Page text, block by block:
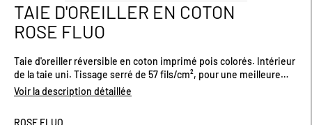
Passer
au
début
la
Galerie
d’images
TAIE D'OREILLER EN COTON
ROSE FLUO
Taie d'oreiller réversible en coton imprimé pois colorés. Intérieur
de la taie uni. Tissage serré de 57 fils/cm², pour une meilleure
résistance.
Voir la description détaillée
ROSE FLUO